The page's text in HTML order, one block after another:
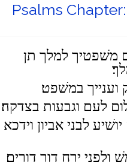
Psalms
משׁפטיך למלך תן
וענייך במשׁפט׃
לעם וגבעות בצדקה׃
לבני אביון וידכא
ירח דור דורים׃